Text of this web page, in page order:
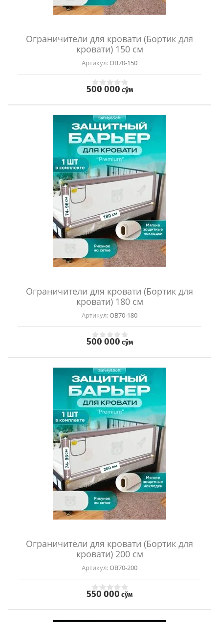
Ограничители для кровати (Бортик для
кровати) 150 см
Артикул:OB70-150
500 000 сўм
Ограничители для кровати (Бортик для
кровати) 180 см
Артикул:OB70-180
500 000 сўм
Ограничители для кровати (Бортик для
кровати) 200 см
Артикул:OB70-200
550 000 сўм